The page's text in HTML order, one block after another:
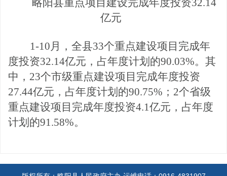
略阳县重点项目建设完成年度投资32.14
亿元
1-10月 ，全县33个重点建设项目完成年
度投资32.14亿元，占年度计划的90.03%。其
中，23个市级重点建设项目完成年度投资
27.44亿元，占年度计划的90.75%；2个省级
重点建设项目完成年度投资4.1亿元，占年度
计划的91.58%。